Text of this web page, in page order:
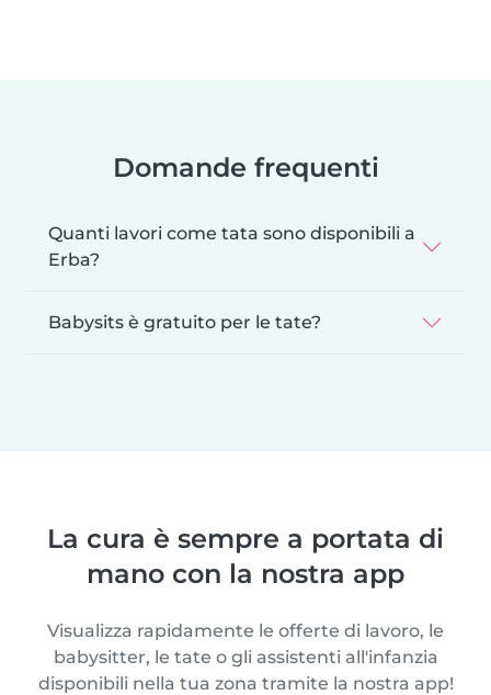
Domande frequenti
Quanti lavori come tata sono disponibili a
Erba?
Babysits è gratuito per le tate?
La cura è sempre a portata di
mano con la nostra app
Visualizza rapidamente le offerte di lavoro, le
babysitter, le tate o gli assistenti all'infanzia
disponibili nella tua zona tramite la nostra app!